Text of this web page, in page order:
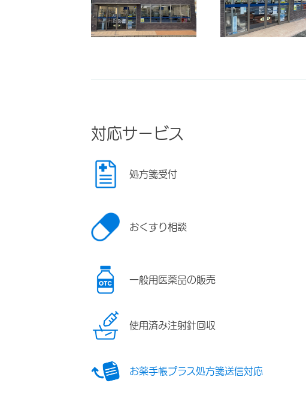
対応サービス
処方箋受付
おくすり相談
一般用医薬品の販売
使用済み注射針回収
お薬手帳プラス処方箋送信対応